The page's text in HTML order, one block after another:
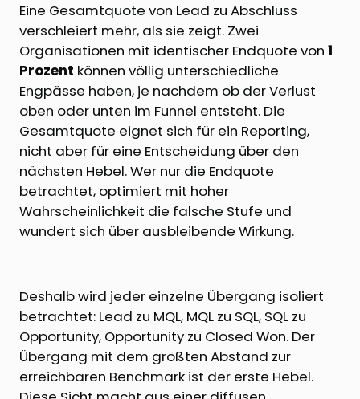
Eine Gesamtquote von Lead zu Abschluss
verschleiert mehr, als sie zeigt. Zwei
Organisationen mit identischer Endquote von 1
Prozent können völlig unterschiedliche
Engpässe haben, je nachdem ob der Verlust
oben oder unten im Funnel entsteht. Die
Gesamtquote eignet sich für ein Reporting,
nicht aber für eine Entscheidung über den
nächsten Hebel. Wer nur die Endquote
betrachtet, optimiert mit hoher
Wahrscheinlichkeit die falsche Stufe und
wundert sich über ausbleibende Wirkung.
Deshalb wird jeder einzelne Übergang isoliert
betrachtet: Lead zu MQL, MQL zu SQL, SQL zu
Opportunity, Opportunity zu Closed Won. Der
Übergang mit dem größten Abstand zur
erreichbaren Benchmark ist der erste Hebel.